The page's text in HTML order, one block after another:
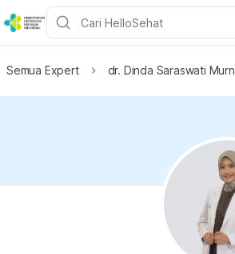
Semua Expert dr. Dinda Saraswati